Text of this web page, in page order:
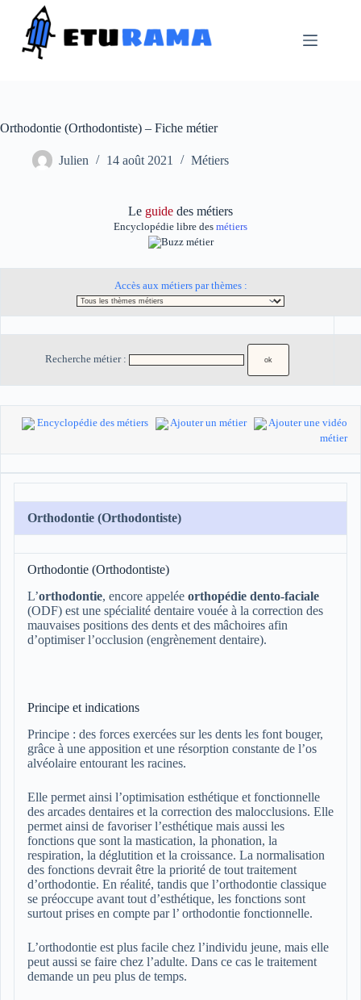
contenu
Orthodontie (Orthodontiste) – Fiche métier
Julien 14 août 2021 Métiers
Le guide des métiers
Encyclopédie libre des métiers
Accès aux métiers par thèmes :
Recherche métier :
Encyclopédie des métiers Ajouter un métier
Ajouter une vidéo
métier
Orthodontie (Orthodontiste)
Orthodontie (Orthodontiste)
L’orthodontie, encore appelée orthopédie dento-faciale
(ODF) est une spécialité dentaire vouée à la correction des
mauvaises positions des dents et des mâchoires afin
d’optimiser l’occlusion (engrènement dentaire).
Principe et indications
Principe : des forces exercées sur les dents les font bouger,
grâce à une apposition et une résorption constante de l’os
alvéolaire entourant les racines.
Elle permet ainsi l’optimisation esthétique et fonctionnelle
des arcades dentaires et la correction des malocclusions. Elle
permet ainsi de favoriser l’esthétique mais aussi les
fonctions que sont la mastication, la phonation, la
respiration, la déglutition et la croissance. La normalisation
des fonctions devrait être la priorité de tout traitement
d’orthodontie. En réalité, tandis que l’orthodontie classique
se préoccupe avant tout d’esthétique, les fonctions sont
surtout prises en compte par l’ orthodontie fonctionnelle.
L’orthodontie est plus facile chez l’individu jeune, mais elle
peut aussi se faire chez l’adulte. Dans ce cas le traitement
demande un peu plus de temps.